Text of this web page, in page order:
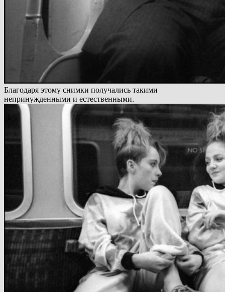
Благодаря этому снимки получались такими
непринужденными и естественными.